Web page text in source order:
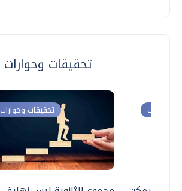
تحقيقات وحوارات
تحقيقات وحوارات وحوارات